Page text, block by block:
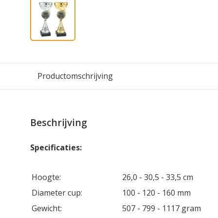
Productomschrijving
Beschrijving
Specificaties:
Hoogte:
26,0 - 30,5 - 33,5 cm
Diameter cup:
100 - 120 - 160 mm
Gewicht:
507 - 799 - 1117 gram